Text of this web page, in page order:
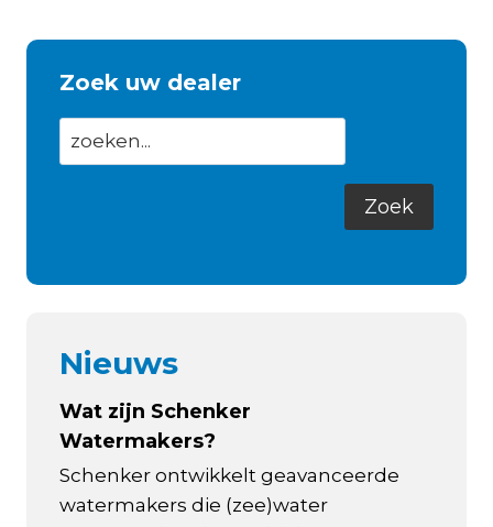
Zoek uw dealer
Nieuws
Wat zijn Schenker
Watermakers?
Schenker ontwikkelt geavanceerde
watermakers die (zee)water